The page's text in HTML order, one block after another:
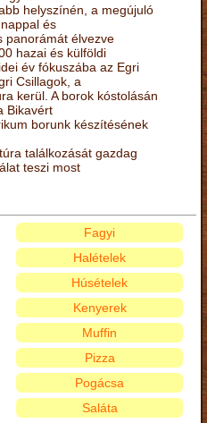
helyszínén, a megújuló
és
panorámát élvezve
hazai és külföldi
év fókuszába az Egri
Csillagok, a
kerül. A borok kóstolásán
Bikavért
borunk készítésének
találkozását gazdag
teszi most
Fagyi
Halételek
Húsételek
Kenyerek
Muffin
Pizza
Pogácsa
Saláta